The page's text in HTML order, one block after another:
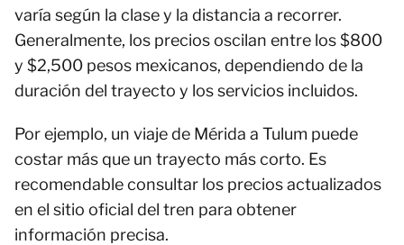
varía según la clase y la distancia a recorrer.
Generalmente, los precios oscilan entre los $800
y $2,500 pesos mexicanos, dependiendo de la
duración del trayecto y los servicios incluidos.
Por ejemplo, un viaje de Mérida a Tulum puede
costar más que un trayecto más corto. Es
recomendable consultar los precios actualizados
en el sitio oficial del tren para obtener
información precisa.